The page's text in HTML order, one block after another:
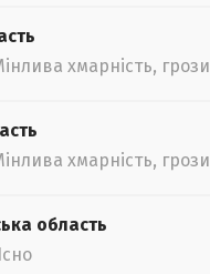
хмарність, грози
хмарність, грози
область